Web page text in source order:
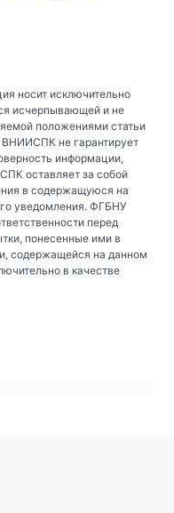
носит исключительно
исчерпывающей и не
положениями статьи
не гарантирует
информации,
оставляет за собой
в содержащуюся на
уведомления. ФГБНУ
перед
понесенные ими в
содержащейся на данном
в качестве